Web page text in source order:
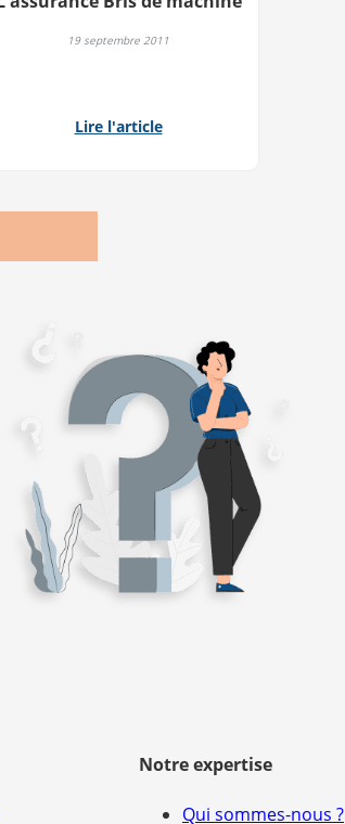
19 septembre 2011
Lire l'article
Notre expertise
Qui sommes-nous ?